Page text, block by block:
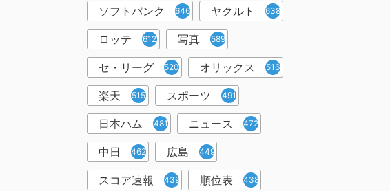
ソフトバンク 646 ヤクルト 638
ロッテ 612 写真 589
セ・リーグ 520 オリックス 516
楽天 515 スポーツ 491
日本ハム 481 ニュース 472
中日 462 広島 449
スコア速報 439 順位表 438